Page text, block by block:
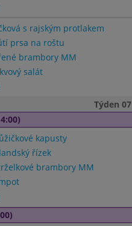
s rajským protlakem
prsa na roštu
brambory MM
salát
Týden 07
kapusty
řízek
brambory MM